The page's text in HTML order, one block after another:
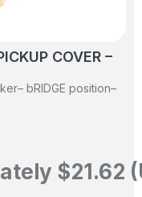
COVER –
bRIDGE position–
$21.62